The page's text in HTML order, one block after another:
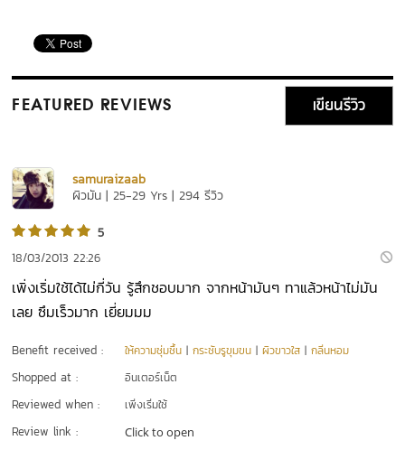
FEATURED REVIEWS เขียนรีวิว
samuraizaab
ผิวมัน | 25-29 Yrs | 294 รีวิว
5
18/03/2013 22:26
เพิ่งเริ่มใช้ได้ไม่กี่วัน รู้สึกชอบมาก จากหน้ามันๆ ทาแล้วหน้าไม่มัน
เลย ซึมเร็วมาก เยี่ยมมม
Benefit received : ให้ความชุ่มชื้น |กระชับรูขุมขน |ผิวขาวใส |กลิ่นหอม
Shopped at : อินเตอร์เน็ต
Reviewed when : เพิ่งเริ่มใช้
Review link : Click to open